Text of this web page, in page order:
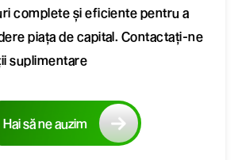
complete și eficiente pentru a
piața de capital. Contactați-ne
suplimentare
Hai să ne auzim